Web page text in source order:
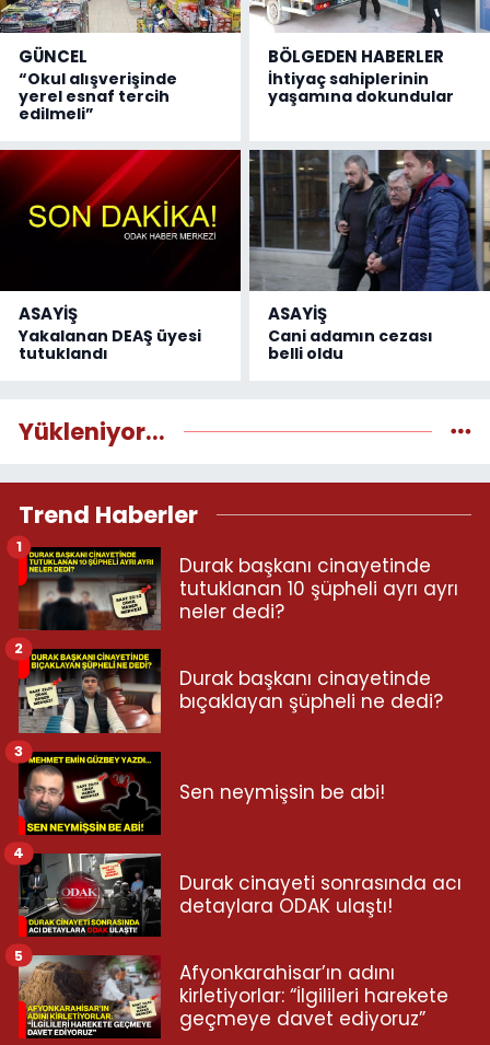
GÜNCEL
“Okul alışverişinde
yerel esnaf tercih
edilmeli”
BÖLGEDEN HABERLER
İhtiyaç sahiplerinin
yaşamına dokundular
ASAYİŞ
Yakalanan DEAŞ üyesi
tutuklandı
ASAYİŞ
Cani adamın cezası
belli oldu
Yükleniyor...
Trend Haberler
Durak başkanı cinayetinde
tutuklanan 10 şüpheli ayrı ayrı
neler dedi?
1
Durak başkanı cinayetinde
bıçaklayan şüpheli ne dedi?
2
Sen neymişsin be abi!
3
Durak cinayeti sonrasında acı
detaylara ODAK ulaştı!
4
Afyonkarahisar’ın adını
kirletiyorlar: “İlgilileri harekete
geçmeye davet ediyoruz”
5